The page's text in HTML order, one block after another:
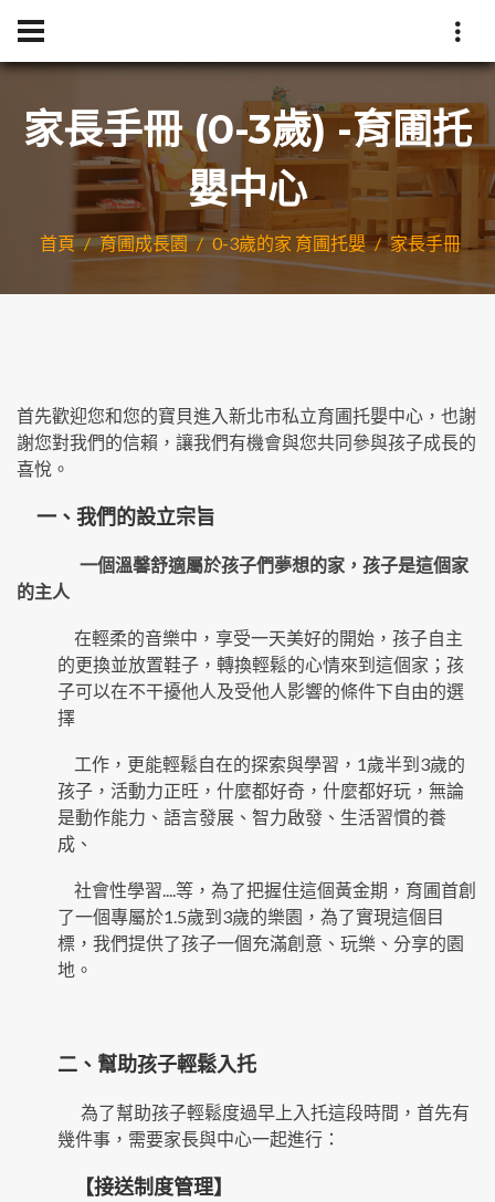
家長手冊 (0-3歲) -育圃托
嬰中心
首頁 育圃成長園 0-3歲的家 育圃托嬰 家長手冊
首先歡迎您和您的寶貝進入新北市私立育圃托嬰中心，也謝
謝您對我們的信賴，讓我們有機會與您共同參與孩子成長的
喜悅。
一、我們的設立宗旨
一個溫馨舒適屬於孩子們夢想的家，孩子是這個家
的主人
在輕柔的音樂中，享受一天美好的開始，孩子自主
的更換並放置鞋子，轉換輕鬆的心情來到這個家；孩
子可以在不干擾他人及受他人影響的條件下自由的選
擇
工作，更能輕鬆自在的探索與學習，1歲半到3歲的
孩子，活動力正旺，什麼都好奇，什麼都好玩，無論
是動作能力、語言發展、智力啟發、生活習慣的養
成、
社會性學習....等，為了把握住這個黃金期，育圃首創
了一個專屬於1.5歲到3歲的樂園，為了實現這個目
標，我們提供了孩子一個充滿創意、玩樂、分享的園
地。
二、幫助孩子輕鬆入托
為了幫助孩子輕鬆度過早上入托這段時間，首先有
幾件事，需要家長與中心一起進行：
【接送制度管理】